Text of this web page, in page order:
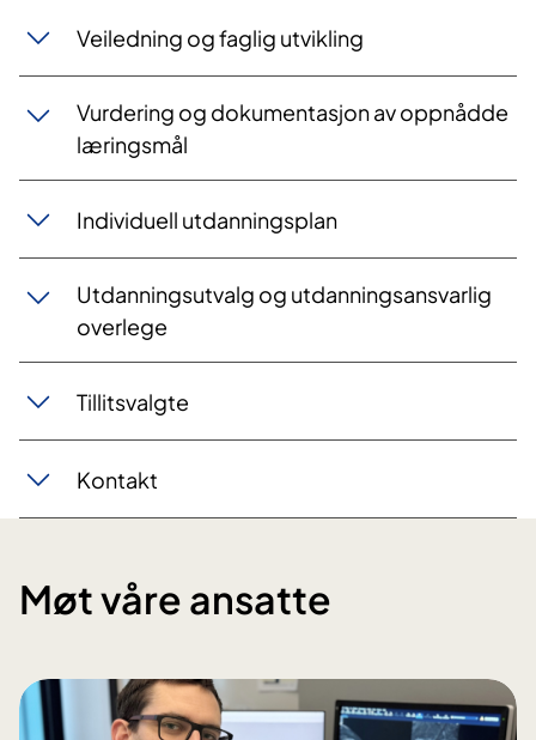
Veiledning og faglig utvikling
Vurdering og dokumentasjon av oppnådde
læringsmål
Individuell utdanningsplan
Utdanningsutvalg og utdanningsansvarlig
overlege
Tillitsvalgte
Kontakt
Møt våre ansatte